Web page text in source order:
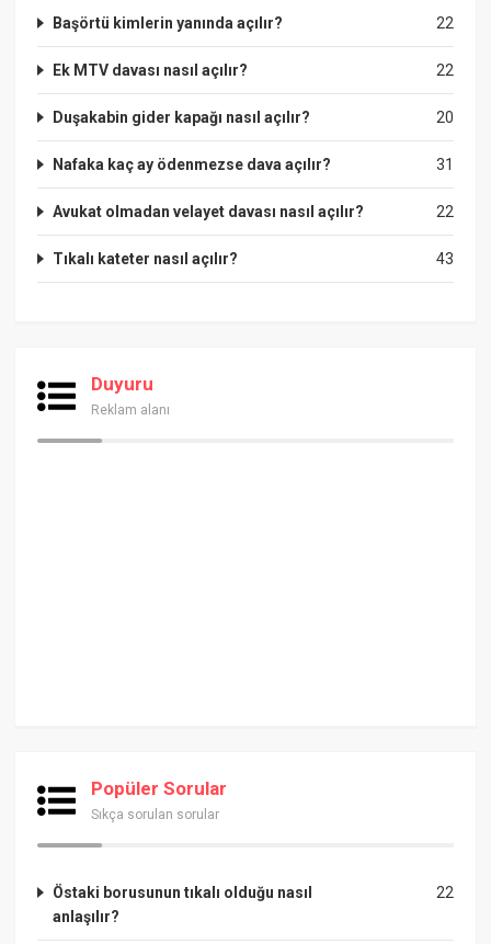
22
Başörtü kimlerin yanında açılır?
22
Ek MTV davası nasıl açılır?
20
Duşakabin gider kapağı nasıl açılır?
31
Nafaka kaç ay ödenmezse dava açılır?
22
Avukat olmadan velayet davası nasıl açılır?
43
Tıkalı kateter nasıl açılır?
Duyuru
Reklam alanı
Popüler Sorular
Sıkça sorulan sorular
22
Östaki borusunun tıkalı olduğu nasıl
anlaşılır?